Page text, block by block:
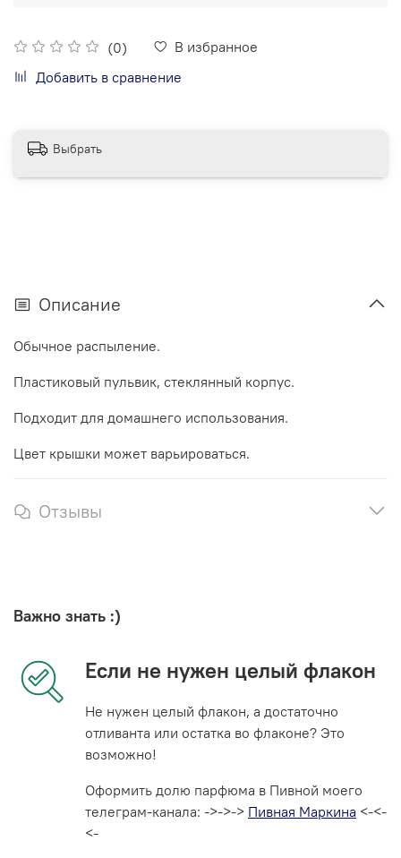
(0)
В избранное
Добавить в сравнение
Выбрать
Описание
Обычное распыление.
Пластиковый пульвик, стеклянный корпус.
Подходит для домашнего использования.
Цвет крышки может варьироваться.
Отзывы
Важно знать :)
Если не нужен целый флакон
Не нужен целый флакон, а достаточно
отливанта или остатка во флаконе? Это
возможно!
Оформить долю парфюма в Пивной моего
телеграм-канала: ->->-> Пивная Маркина <-<-
<-